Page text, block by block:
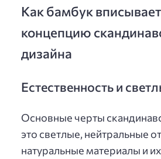
Как бамбук
концепцию
дизайна
Естественность и
Основные черты
это светлые, нейтральные
натуральные материалы и